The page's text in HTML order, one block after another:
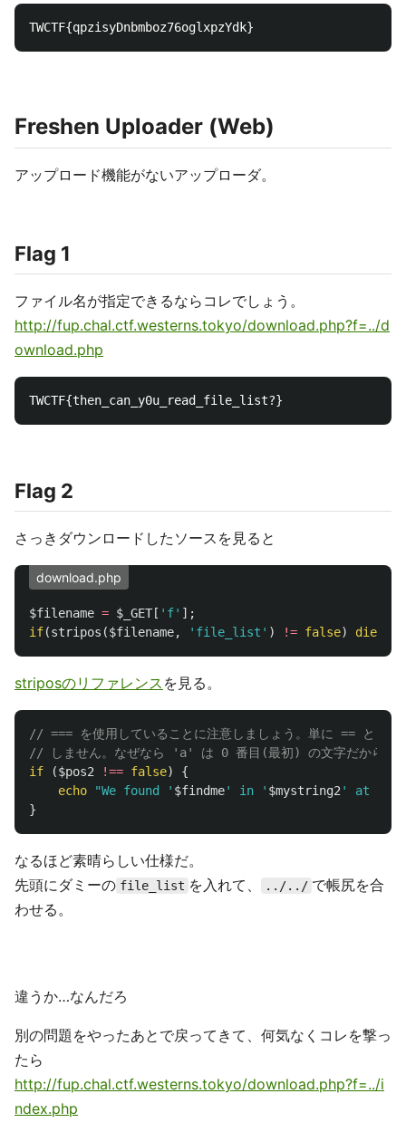
Freshen Uploader (Web)
アップロード機能がないアップローダ。
Flag 1
ファイル名が指定できるならコレでしょう。
http://fup.chal.ctf.westerns.tokyo/download.php?f=../d
ownload.php
Flag 2
さっきダウンロードしたソースを見ると
download.php
$filename = $_GET [ 'f' ];
if(stripos ($filename, 'file_list' ) != false) die
striposのリファレンス を見る。
// === を使用していることに注意しましょう。単に == として
// しません。なぜなら 'a' は 0 番目(最初) の文字だからで
if
($pos2 !== false)
{
echo
"We found ' $findme' in ' $mystring2 ' at
}
なるほど素晴らしい仕様だ。
先頭にダミーの file_list を入れて、 ../../ で帳尻を合
わせる。
違うか…なんだろ
別の問題をやったあとで戻ってきて、何気なくコレを撃っ
たら
http://fup.chal.ctf.westerns.tokyo/download.php?f=../i
ndex.php